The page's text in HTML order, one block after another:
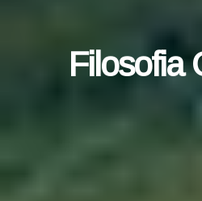
Filosofia